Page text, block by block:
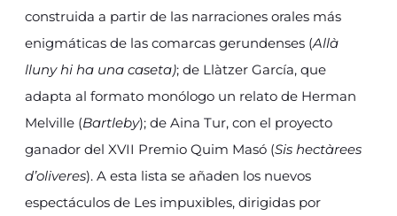
construida a partir de las narraciones orales más
enigmáticas de las comarcas gerundenses (Allà
lluny hi ha una caseta); de Llàtzer García, que
adapta al formato monólogo un relato de Herman
Melville (Bartleby); de Aina Tur, con el proyecto
ganador del XVII Premio Quim Masó (Sis hectàrees
d’oliveres). A esta lista se añaden los nuevos
espectáculos de Les impuxibles, dirigidas por